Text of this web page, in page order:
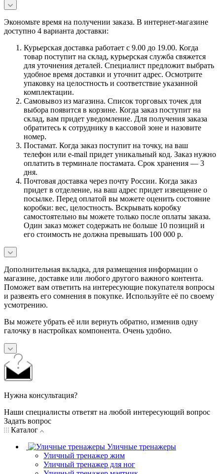
Экономьте время на получении заказа. В интернет-магазине
доступно 4 варианта доставки:
Курьерская доставка работает с 9.00 до 19.00. Когда
товар поступит на склад, курьерская служба свяжется
для уточнения деталей. Специалист предложит выбрать
удобное время доставки и уточнит адрес. Осмотрите
упаковку на целостность и соответствие указанной
комплектации.
Самовывоз из магазина. Список торговых точек для
выбора появится в корзине. Когда заказ поступит на
склад, вам придет уведомление. Для получения заказа
обратитесь к сотруднику в кассовой зоне и назовите
номер.
Постамат. Когда заказ поступит на точку, на ваш
телефон или e-mail придет уникальный код. Заказ нужно
оплатить в терминале постамата. Срок хранения — 3
дня.
Почтовая доставка через почту России. Когда заказ
придет в отделение, на ваш адрес придет извещение о
посылке. Перед оплатой вы можете оценить состояние
коробки: вес, целостность. Вскрывать коробку
самостоятельно вы можете только после оплаты заказа.
Один заказ может содержать не больше 10 позиций и
его стоимость не должна превышать 100 000 р.
Дополнительная вкладка, для размещения информации о
магазине, доставке или любого другого важного контента.
Поможет вам ответить на интересующие покупателя вопросы
и развеять его сомнения в покупке. Используйте её по своему
усмотрению.
Вы можете убрать её или вернуть обратно, изменив одну
галочку в настройках компонента. Очень удобно.
Нужна консультация?
Наши специалисты ответят на любой интересующий вопрос
Задать вопрос
Каталог
Уличные тренажеры
Уличный тренажер жим
Уличный тренажер для ног